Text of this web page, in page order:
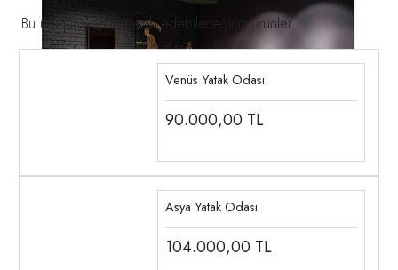
Bu ürünün yerine tercih edebileceğiniz ürünler
Venüs Yatak Odası
90.000,00 TL
Asya Yatak Odası
104.000,00 TL